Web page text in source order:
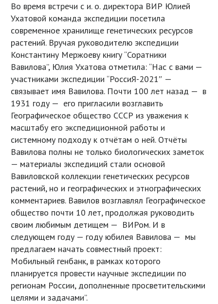
Во время встречи с и. о. директора ВИР Юлией
Ухатовой команда экспедиции посетила
современное хранилище генетических ресурсов
растений. Вручая руководителю экспедиции
Константину Мержоеву книгу “Соратники
Вавилова”, Юлия Ухатова отметила: “Нас с вами —
участниками экспедиции “РоссиЯ-2021″ —
связывает имя Вавилова. Почти 100 лет назад — в
1931 году — его пригласили возглавить
Географическое общество СССР из уважения к
масштабу его экспедиционной работы и
системному подходу к отчётам о ней. Отчёты
Вавилова полны не только биологических заметок
— материалы экспедиций стали основой
Вавиловской коллекции генетических ресурсов
растений, но и географических и этнографических
комментариев. Вавилов возглавлял Географическое
общество почти 10 лет, продолжая руководить
своим любимым детищем — ВИРом. И в
следующем году — году юбилея Вавилова — мы
предлагаем начать совместный проект:
Мобильный генбанк, в рамках которого
планируется провести научные экспедиции по
регионам России, дополненные просветительскими
целями и задачами”.